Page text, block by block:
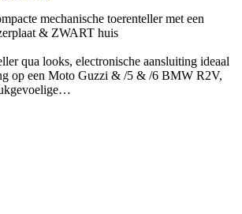
mechanische toerenteller met een
& ZWART huis
qua looks, electronische aansluiting ideaal
op een Moto Guzzi & /5 & /6 BMW R2V,